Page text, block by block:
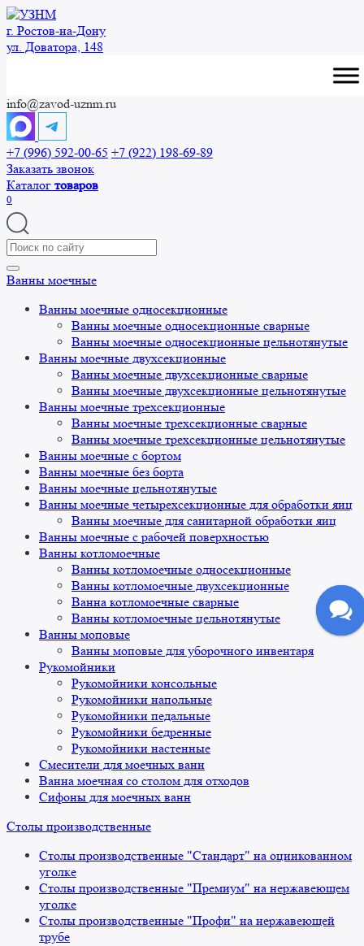
Перейти
к
содержанию
г. Ростов-на-Дону
ул. Доватора, 148
info@zavod-uznm.ru
+7 (996) 592-00-65 +7 (922) 198-69-89
Заказать звонок
Каталог товаров
0
Search
for:
Ванны моечные
Ванны моечные односекционные
Ванны моечные односекционные сварные
Ванны моечные односекционные цельнотянутые
Ванны моечные двухсекционные
Ванны моечные двухсекционные сварные
Ванны моечные двухсекционные цельнотянутые
Ванны моечные трехсекционные
Ванны моечные трехсекционные сварные
Ванны моечные трехсекционные цельнотянутые
Ванны моечные с бортом
Ванны моечные без борта
Ванны моечные цельнотянутые
Ванны моечные четырехсекционные для обработки яиц
Ванны моечные для санитарной обработки яиц
Ванны моечные с рабочей поверхностью
Ванны котломоечные
Ванны котломоечные односекционные
Ванны котломоечные двухсекционные
Ванна котломоечные сварные
Ванны котломоечные цельнотянутые
Ванны моповые
Ванны моповые для уборочного инвентаря
Рукомойники
Рукомойники консольные
Рукомойники напольные
Рукомойники педальные
Рукомойники бедренные
Рукомойники настенные
Смесители для моечных ванн
Ванна моечная со столом для отходов
Сифоны для моечных ванн
Столы производственные
Столы производственные "Стандарт" на оцинкованном
уголке
Столы производственные "Премиум" на нержавеющем
уголке
Столы производственные "Профи" на нержавеющей
трубе